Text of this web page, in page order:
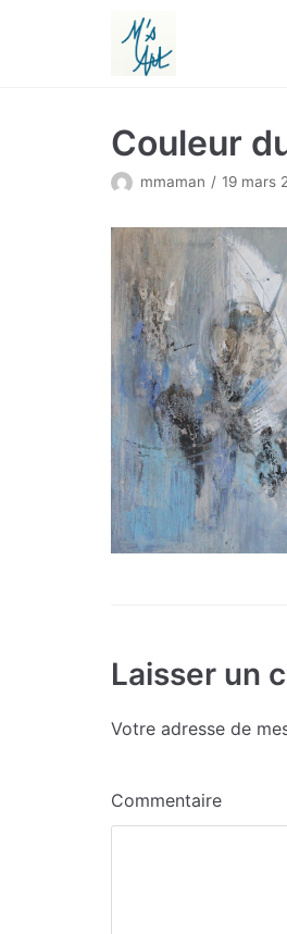
Couleur
mmaman 19 mars
Laisser un
Votre adresse de
Commentaire